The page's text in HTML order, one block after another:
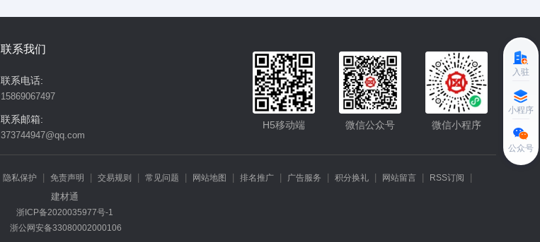
联系我们
联系电话:
15869067497
联系邮箱:
373744947@qq.com
微信小程序
微信公众号
H5移动端
隐私保护 免责声明 交易规则 常见问题 网站地图 排名推广 广告服务 积分换礼 网站留言 RSS订阅
违规举报
建材通
浙ICP备2020035977号-1
浙公网安备33080002000106
入驻
小程序
小程序更便捷的查找产品
公众号